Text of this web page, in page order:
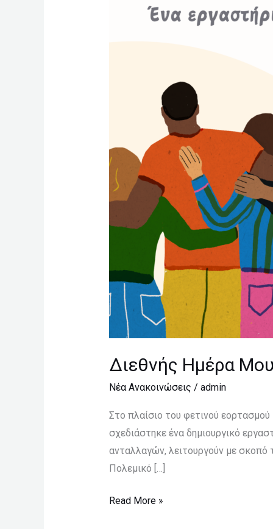
Διεθνής Ημέρα
Νέα Ανακοινώσεις / admin
Στο πλαίσιο του φετινού
σχεδιάστηκε ένα δημιουργικό
ανταλλαγών, λειτουργούν με σκοπό
Πολεμικό […]
Read More »